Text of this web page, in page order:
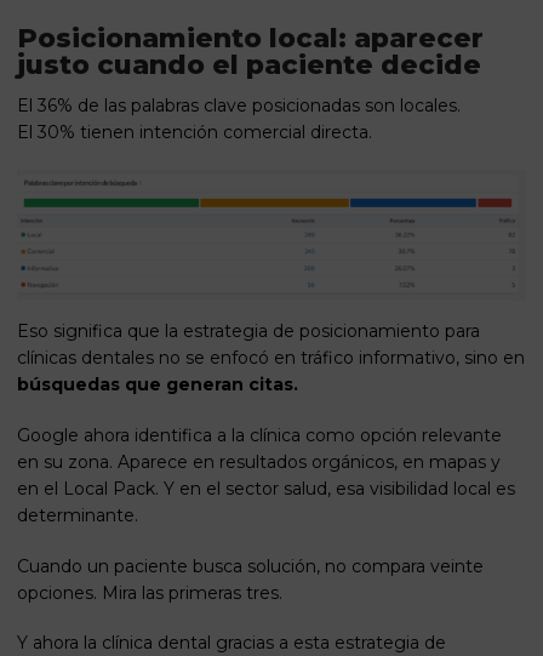
Posicionamiento local: aparecer
justo cuando el paciente decide
El 36% de las palabras clave posicionadas son locales.
El 30% tienen intención comercial directa.
Eso significa que la estrategia de posicionamiento para
clínicas dentales no se enfocó en tráfico informativo, sino en
búsquedas que generan citas.
Google ahora identifica a la clínica como opción relevante
en su zona. Aparece en resultados orgánicos, en mapas y
en el Local Pack. Y en el sector salud, esa visibilidad local es
determinante.
Cuando un paciente busca solución, no compara veinte
opciones. Mira las primeras tres.
Y ahora la clínica dental gracias a esta estrategia de